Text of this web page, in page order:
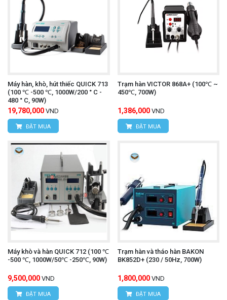
Máy hàn, khò, hút thiếc QUICK 713
(100 ℃ -500 ℃, 1000W/200 ° C -
480 ° C, 90W)
19,780,000 VND
ĐẶT MUA
Trạm hàn VICTOR 868A+ (100℃ ~
450℃, 700W)
1,386,000 VND
ĐẶT MUA
Máy khò và hàn QUICK 712 (100 ℃
-500 ℃, 1000W/50℃ -250℃, 90W)
9,500,000 VND
ĐẶT MUA
Trạm hàn và tháo hàn BAKON
BK852D+ (230 / 50Hz, 700W)
1,800,000 VND
ĐẶT MUA